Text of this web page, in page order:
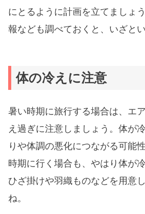
にとるように計画を立てましょ
報なども調べておくと、いざと
体の冷えに注意
暑い時期に旅行する場合は、エ
え過ぎに注意しましょう。体が
りや体調の悪化につながる可能
時期に行く場合も、やはり体が
ひざ掛けや羽織ものなどを用意
ね。